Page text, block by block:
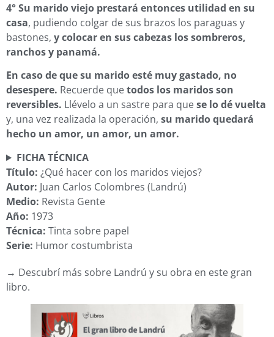
4°Su marido viejo prestará entonces utilidad en su
casa, pudiendo colgar de sus brazos los paraguas y
bastones, y colocar en sus cabezas los sombreros,
ranchos y panamá.
En caso de que su marido esté muy gastado, no
desespere. Recuerde quetodos los maridos son
reversibles. Llévelo a un sastre para quese lo dé vuelta
y, una vez realizada la operación, su marido quedará
hecho un amor, un amor, un amor.
FICHA TÉCNICA
Título: ¿Qué hacer con los maridos viejos?
Autor: Juan Carlos Colombres (Landrú)
Medio: Revista Gente
Año: 1973
Técnica: Tinta sobre papel
Serie: Humor costumbrista
→ Descubrí más sobre Landrú y su obra en este gran
libro.